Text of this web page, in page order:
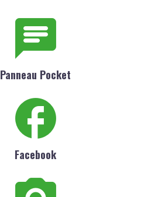
Panneau Pocket
Facebook